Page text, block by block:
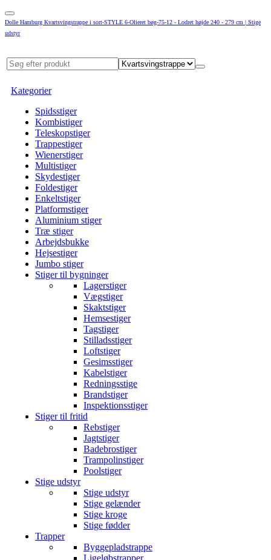
Dolle Hamburg Kvartsvingstrappe i sort-STYLE 6-Olieret bøg-75-12 - Lodret højde 240 - 279 cm | Stige
udstyr
Kategorier
Spidsstiger
Kombistiger
Teleskopstiger
Trappestiger
Wienerstiger
Multistiger
Skydestiger
Foldestiger
Enkeltstiger
Platformstiger
Aluminium stiger
Træ stiger
Arbejdsbukke
Hejsestiger
Jumbo stiger
Stiger til bygninger
Lagerstiger
Vægstiger
Skaktstiger
Hemsestiger
Tagstiger
Stilladsstiger
Loftstiger
Gesimsstiger
Kabelstiger
Redningsstige
Brandstiger
Inspektionsstiger
Stiger til fritid
Rebstiger
Jagtstiger
Badebrostiger
Trampolinstiger
Poolstiger
Stige udstyr
Stige udstyr
Stige gelænder
Stige kroge
Stige fødder
Trapper
Byggepladstrappe
Ligeløbstrapper